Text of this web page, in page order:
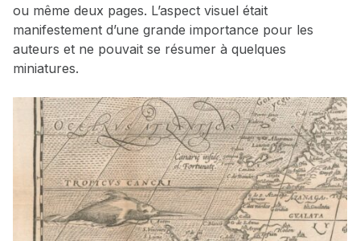
ou même deux pages. L’aspect visuel était
manifestement d’une grande importance pour les
auteurs et ne pouvait se résumer à quelques
miniatures.